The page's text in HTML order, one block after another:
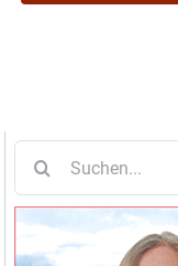
nach: